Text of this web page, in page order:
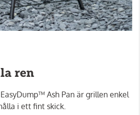
ren
Ash Pan är grillen enkel
i ett fint skick.